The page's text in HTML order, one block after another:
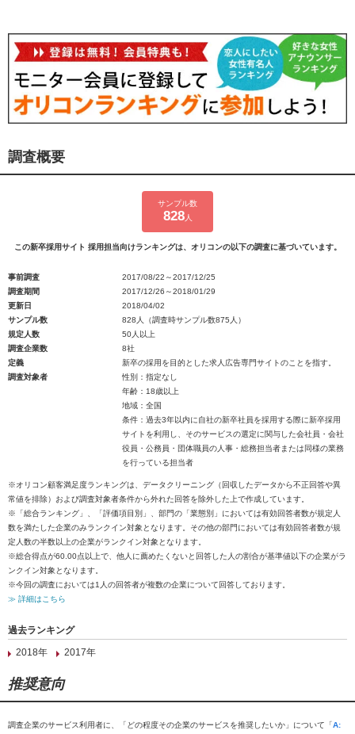
調査概要
サンプル数
828人
この新卒採用サイト 採用担当向けランキングは、オリコンの以下の調査に基づいています。
事前調査
2017/08/22～2017/12/25
調査期間
2017/12/26～2018/01/29
更新日
2018/04/02
サンプル数
828人（調査時サンプル数875人）
規定人数
50人以上
調査企業数
8社
定義
新卒の採用を目的とした求人広告専門サイトのことを指す。
調査対象者
性別：指定なし
年齢：18歳以上
地域：全国
条件：過去3年以内に自社の新卒社員を採用する際に新卒採用
サイトを利用し、そのサービスの選定に関与した会社員・会社
役員・公務員・団体職員の人事・総務担当者または同様の業務
を行っている担当者
※オリコン顧客満足度ランキングは、データクリーニング（回収したデータから不正回答や異
常値を排除）および調査対象者条件から外れた回答を除外した上で作成しています。
※「総合ランキング」、「評価項目別」、部門の「業態別」においては有効回答者数が規定人
数を満たした企業のみランクイン対象となります。その他の部門においては有効回答者数が規
定人数の半数以上の企業がランクイン対象となります。
※総合得点が60.00点以上で、他人に薦めたくないと回答した人の割合が基準値以下の企業がラ
ンクイン対象となります。
※今回の調査においては1人の回答者が複数の企業について回答しております。
≫ 詳細はこちら
過去ランキング
2018年
2017年
推奨意向
調査企業のサービス利用者に、「どの程度その企業のサービスを推奨したいか」について「A: